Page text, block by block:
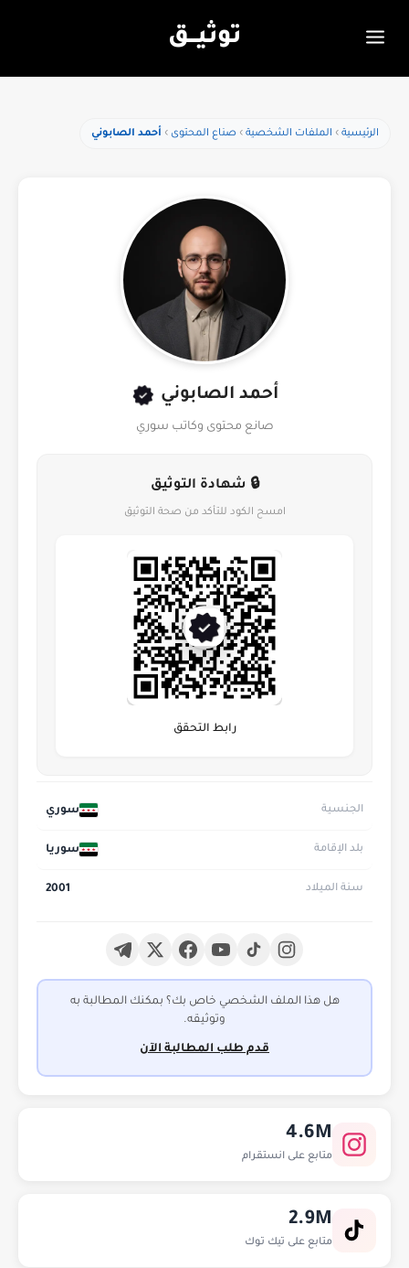
توثيـــق
الرئيسية الملفات الشخصية صناع المحتوى أحمد الصابوني
أحمد الصابوني
صانع محتوى وكاتب سوري
🔒 شهادة التوثيق
امسح الكود للتأكد من صحة التوثيق
رابط التحقق
الجنسية سوري
بلد الإقامة سوريا
سنة الميلاد 2001
هل هذا الملف الشخصي خاص بك؟ بمكنك المطالبة به
وتوثيقه.
قدم طلب المطالبة الآن
4.6M
متابع على انستقرام
2.9M
متابع على تيك توك